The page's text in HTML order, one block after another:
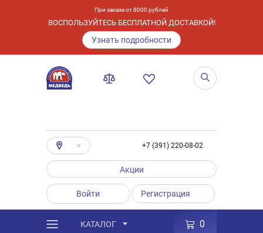
При заказе от 8000 рублей
ВОСПОЛЬЗУЙТЕСЬ БЕСПЛАТНОЙ ДОСТАВКОЙ!
Узнать подробности
+7 (391) 220-08-02
Акции
Войти Регистрация
КАТАЛОГ 0
Каталог / Товары
Аккумуляторы